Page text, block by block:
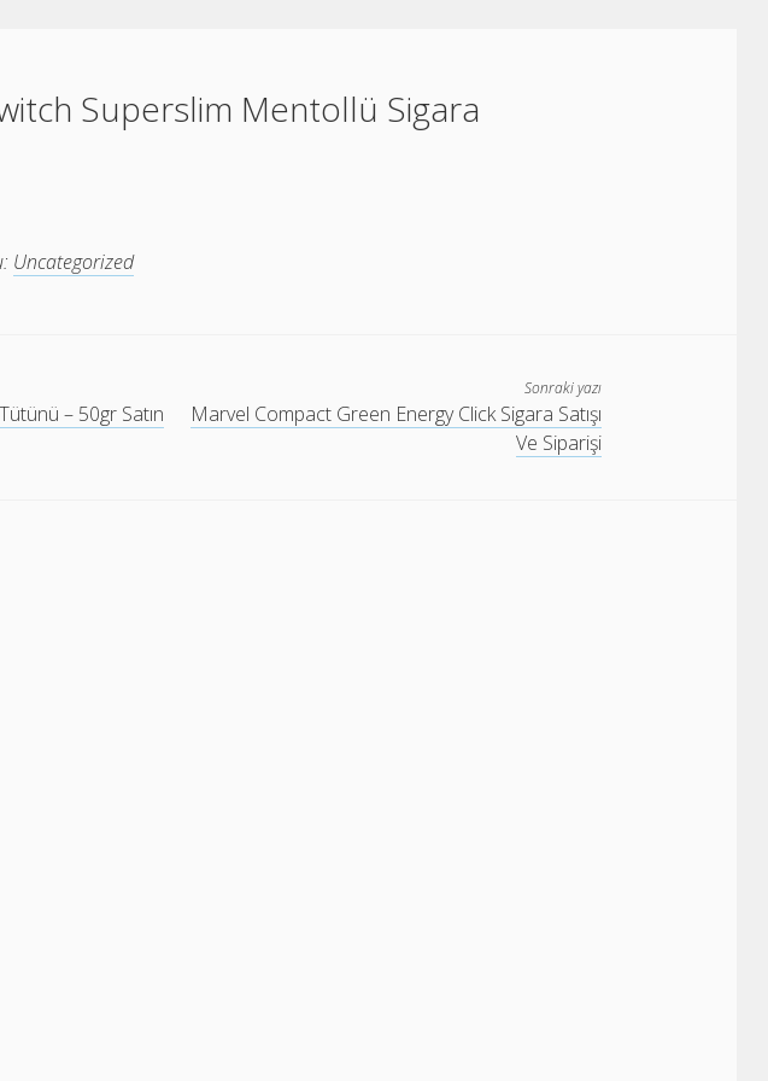
Superslim Mentollü Sigara
Uncategorized
– 50gr Satın
Sonraki yazı
Marvel Compact Green Energy Click Sigara Satışı
Ve Siparişi